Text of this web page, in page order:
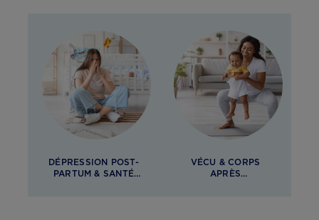
DÉPRESSION POST-
PARTUM & SANTÉ
VÉCU & CORPS
APRÈS